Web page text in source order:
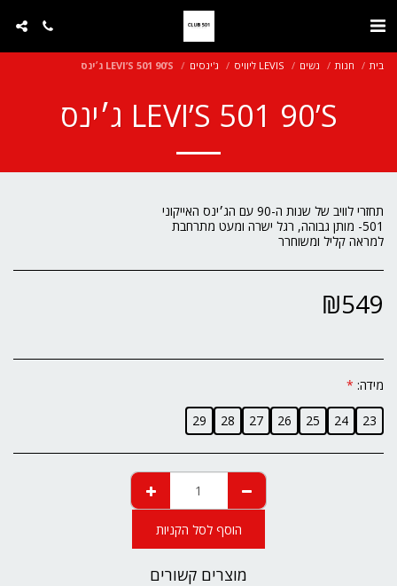
בית חנות נשים LEVIS ליוויס ג'ינסים LEVI’S 501 90’S ג׳ינס
LEVI’S 501 90’S ג׳ינס
למראה קליל ומשוחרר
₪549
מידה: *
23
24
25
26
27
28
29
הוסף לסל הקניות
מוצרים קשורים